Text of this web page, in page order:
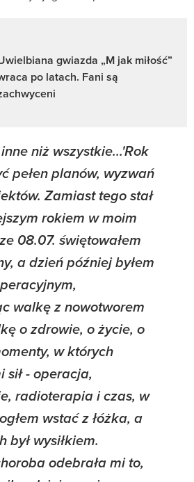
gwiazda „M jak miłość”
po latach. Fani są
niż wszystkie...'Rok
pełen planów, wyzwań
Zamiast tego stał
rokiem w moim
08.07. świętowałem
a dzień później byłem
walkę z nowotworem
o zdrowie, o życie, o
w których
sił - operacja,
radioterapia i czas, w
wstać z łóżka, a
był wysiłkiem.
odebrała mi to,